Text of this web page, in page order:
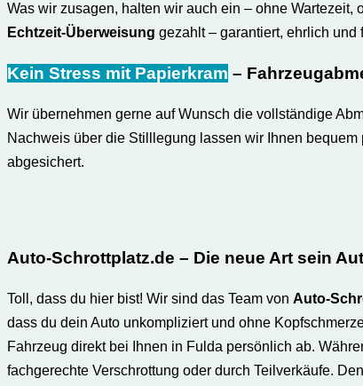
Was wir zusagen, halten wir auch ein – ohne
Echtzeit-Überweisung gezahlt – garantiert, ehrlich und
Kein Stress mit Papierkram –
Wir übernehmen gerne auf Wunsch die vollständige
Nachweis über die Stilllegung lassen wir Ihnen
abgesichert.
Auto-Schrottplatz.de – Die neue Art sein
Toll, dass du hier bist! Wir sind das Team von Auto-
dass du dein Auto unkompliziert und ohne
Fahrzeug direkt bei Ihnen in Fulda persönlich ab.
fachgerechte Verschrottung oder durch Teilverkäufe.